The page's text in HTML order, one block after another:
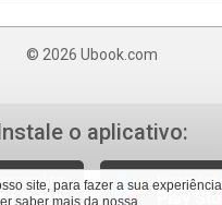
site, para fazer a sua experiência
saber mais da nossa
© 2026 Ubook.com
o aplicativo: